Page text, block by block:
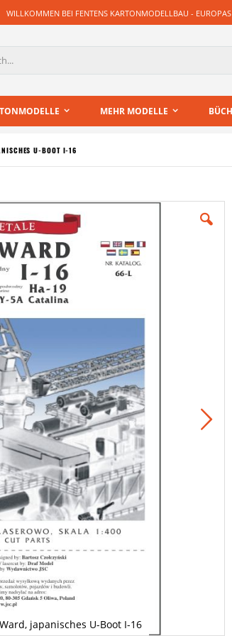
WILLKOMMEN BEI FENTENS KARTONMODELLBAU -
MEHR MODELLE
U-BOOT I-16
japanisches U-Boot I-16